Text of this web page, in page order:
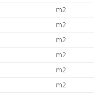
m2
m2
m2
m2
m2
m2